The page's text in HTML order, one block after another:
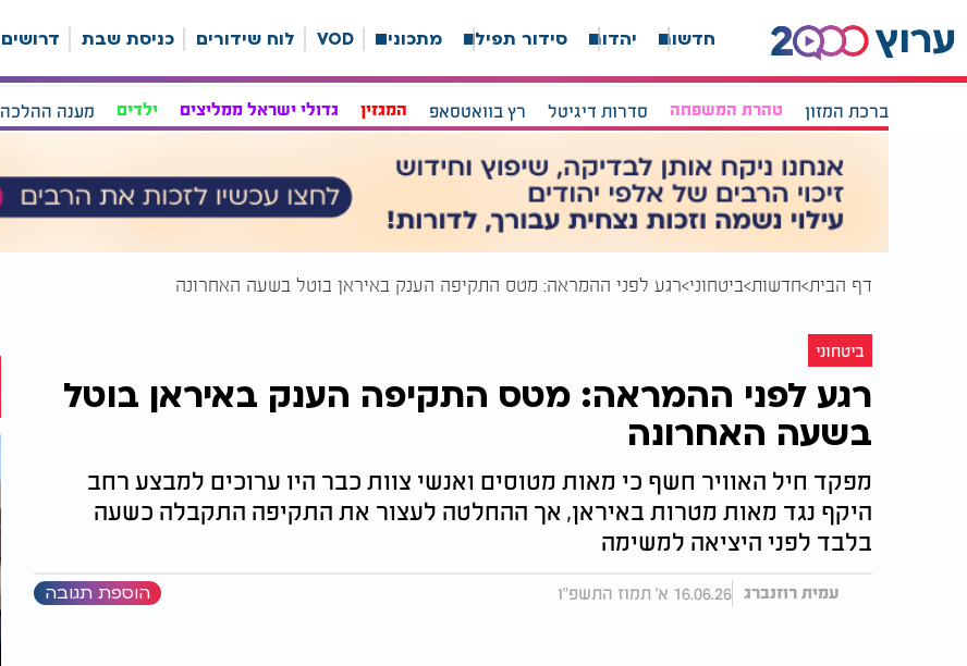
חדשות יהדות סידור תפילה מתכונים VOD לוח שידורים כניסת שבת דרושים
ברכת המזון טהרת המשפחה סדרות דיגיטל רץ בוואטסאפ המגזין גדולי ישראל ממליצים ילדים מענה ההלכה
דף הבית חדשות ביטחוני רגע לפני ההמראה: מטס התקיפה הענק באיראן בוטל בשעה האחרונה
ביטחוני
רגע לפני ההמראה: מטס התקיפה הענק באיראן בוטל
בשעה האחרונה
מפקד חיל האוויר חשף כי מאות מטוסים ואנשי צוות כבר היו ערוכים למבצע רחב
היקף נגד מאות מטרות באיראן, אך ההחלטה לעצור את התקיפה התקבלה כשעה
בלבד לפני היציאה למשימה
עמית רוזנברג 16.06.26 א' תמוז התשפ"ו הוספת תגובה